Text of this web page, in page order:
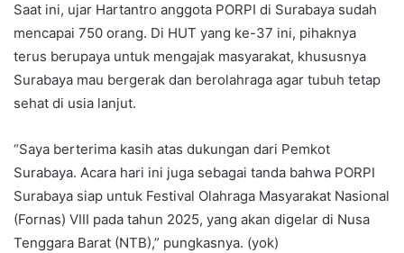
Saat ini, ujar Hartantro anggota PORPI di Surabaya sudah
mencapai 750 orang. Di HUT yang ke-37 ini, pihaknya
terus berupaya untuk mengajak masyarakat, khususnya
Surabaya mau bergerak dan berolahraga agar tubuh tetap
sehat di usia lanjut.
“Saya berterima kasih atas dukungan dari Pemkot
Surabaya. Acara hari ini juga sebagai tanda bahwa PORPI
Surabaya siap untuk Festival Olahraga Masyarakat Nasional
(Fornas) VIII pada tahun 2025, yang akan digelar di Nusa
Tenggara Barat (NTB),” pungkasnya. (yok)